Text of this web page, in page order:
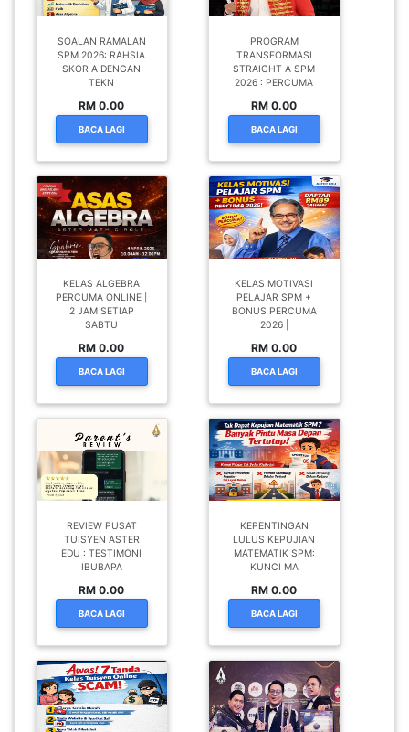
SOALAN RAMALAN
SPM 2026: RAHSIA
SKOR A DENGAN
TEKN
RM 0.00
BACA LAGI
PROGRAM
TRANSFORMASI
STRAIGHT A SPM
2026 : PERCUMA
RM 0.00
BACA LAGI
KELAS ALGEBRA
PERCUMA ONLINE |
2 JAM SETIAP
SABTU
RM 0.00
BACA LAGI
KELAS MOTIVASI
PELAJAR SPM +
BONUS PERCUMA
2026 |
RM 0.00
BACA LAGI
REVIEW PUSAT
TUISYEN ASTER
EDU : TESTIMONI
IBUBAPA
RM 0.00
BACA LAGI
KEPENTINGAN
LULUS KEPUJIAN
MATEMATIK SPM:
KUNCI MA
RM 0.00
BACA LAGI